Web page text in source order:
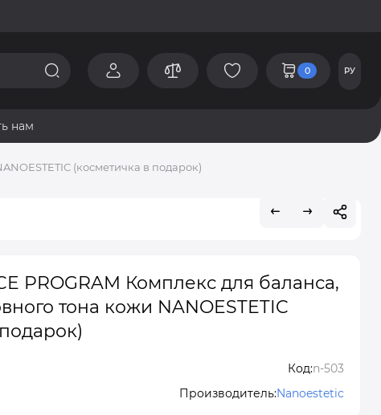
0 РУ
нам
(косметичка в подарок)
PROGRAM Комплекс для баланса,
тона кожи NANOESTETIC
Код:n-503
Производитель:Nanoestetic